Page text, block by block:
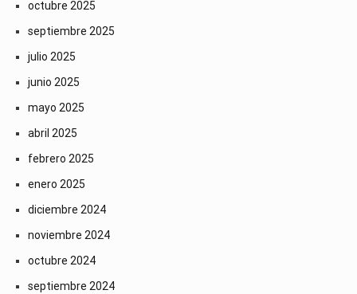
octubre 2025
septiembre 2025
julio 2025
junio 2025
mayo 2025
abril 2025
febrero 2025
enero 2025
diciembre 2024
noviembre 2024
octubre 2024
septiembre 2024